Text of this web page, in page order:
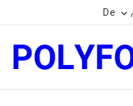
De 